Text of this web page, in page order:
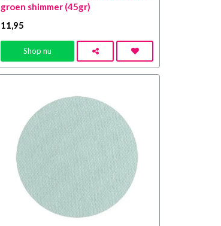
groen shimmer (45gr)
11 ,95
Shop nu